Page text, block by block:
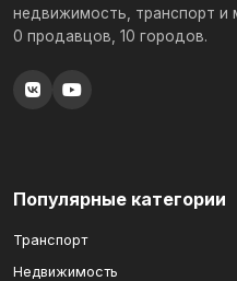
недвижимость, транспорт и
0 продавцов, 10 городов.
Популярные категории
Транспорт
Недвижимость